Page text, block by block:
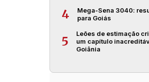
4
Mega-Sena 3040:
para Goiás
5
Leões de estimação
um capítulo
Goiânia